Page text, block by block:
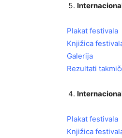
Plakat festivala
Knjižica
Galerija
Rezultati
Plakat festivala
Knjižica